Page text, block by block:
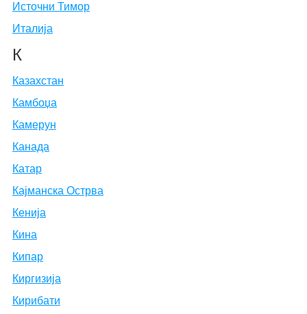
Источни Тимор
Италија
К
Казахстан
Камбоџа
Камерун
Канада
Катар
Кајманска Острва
Кенија
Кина
Кипар
Киргизија
Кирибати